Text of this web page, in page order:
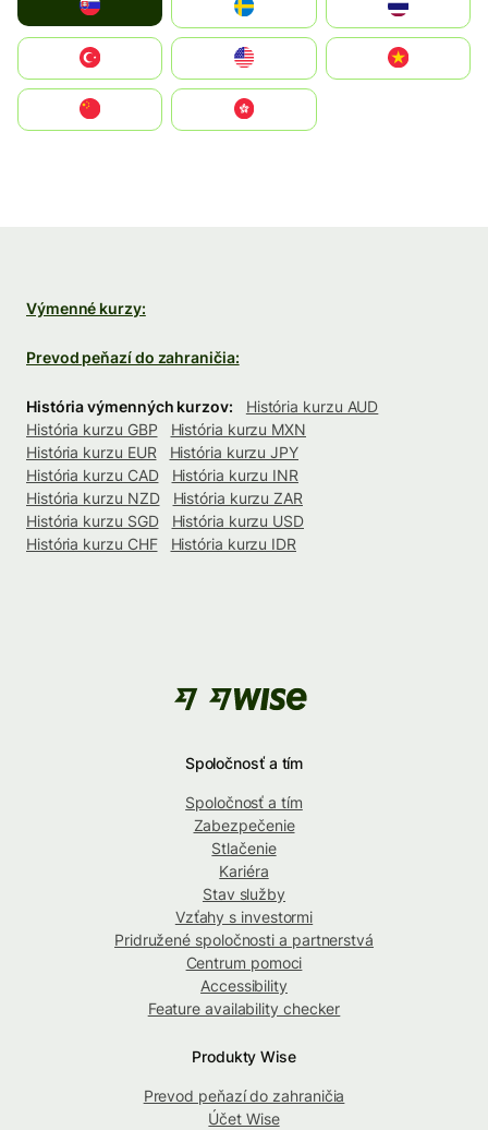
United States
中國香港特別行政區
Výmenné kurzy:
Prevod peňazí do zahraničia:
História výmenných kurzov:
História kurzu AUD
História kurzu GBP
História kurzu MXN
História kurzu EUR
História kurzu JPY
História kurzu CAD
História kurzu INR
História kurzu NZD
História kurzu ZAR
História kurzu SGD
História kurzu USD
História kurzu CHF
História kurzu IDR
Spoločnosť a tím
Spoločnosť a tím
Zabezpečenie
Stlačenie
Kariéra
Stav služby
Vzťahy s investormi
Pridružené spoločnosti a partnerstvá
Centrum pomoci
Accessibility
Feature availability checker
Produkty Wise
Prevod peňazí do zahraničia
Účet Wise